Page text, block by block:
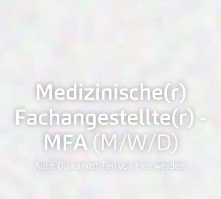
Medizinische(r)
Fachangestellte(r) -
MFA(M/W/D)
Auch Du kannst Teil von eins werden.